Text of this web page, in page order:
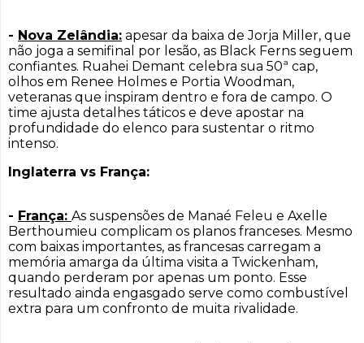
- Nova Zelândia: apesar da baixa de Jorja Miller, que
não joga a semifinal por lesão, as Black Ferns seguem
confiantes. Ruahei Demant celebra sua 50ª cap,
olhos em Renee Holmes e Portia Woodman,
veteranas que inspiram dentro e fora de campo. O
time ajusta detalhes táticos e deve apostar na
profundidade do elenco para sustentar o ritmo
intenso.
Inglaterra vs França:
- França: As suspensões de Manaé Feleu e Axelle
Berthoumieu complicam os planos franceses. Mesmo
com baixas importantes, as francesas carregam a
memória amarga da última visita a Twickenham,
quando perderam por apenas um ponto. Esse
resultado ainda engasgado serve como combustível
extra para um confronto de muita rivalidade.